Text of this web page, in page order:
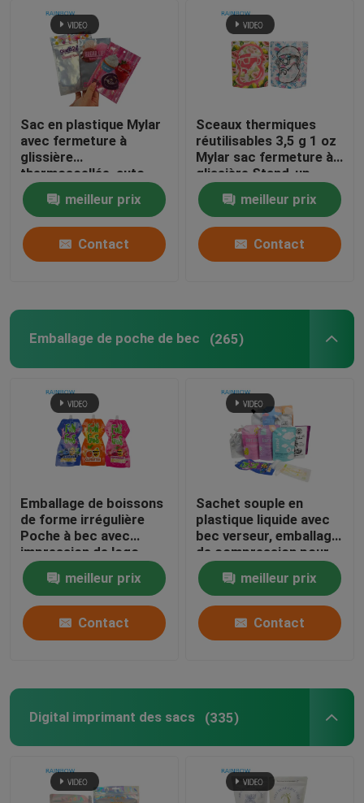
Sac en plastique Mylar
avec fermeture à
glissière
thermoscellée, auto-
scellante, résistant à
l'humidité, conçu sur
mesure, face
transparente et dos en
feuille d'aluminium pour
meilleur prix
Contact
Sceaux thermiques
réutilisables 3,5 g 1 oz
Mylar sac fermeture à
glissière Stand-up
papier d'aluminium à
l'odorat Cali stockage
alimentaire Mylar sacs
sur mesure imprimé
meilleur prix
Contact
Emballage de poche de bec (265)
Emballage de boissons
de forme irrégulière
Poche à bec avec
impression de logo
propre
meilleur prix
Contact
Sachet souple en
plastique liquide avec
bec verseur, emballage
de compression pour
cosmétiques,
boissons, lotion,
sachet à buse
meilleur prix
Contact
Digital imprimant des sacs (335)